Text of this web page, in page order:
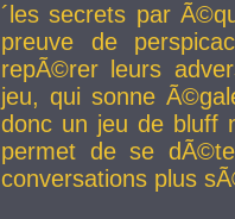
´les secrets par
preuve de
repÃ©rer leurs
jeu, qui sonne
donc un jeu de bluff
permet de se
conversations plus